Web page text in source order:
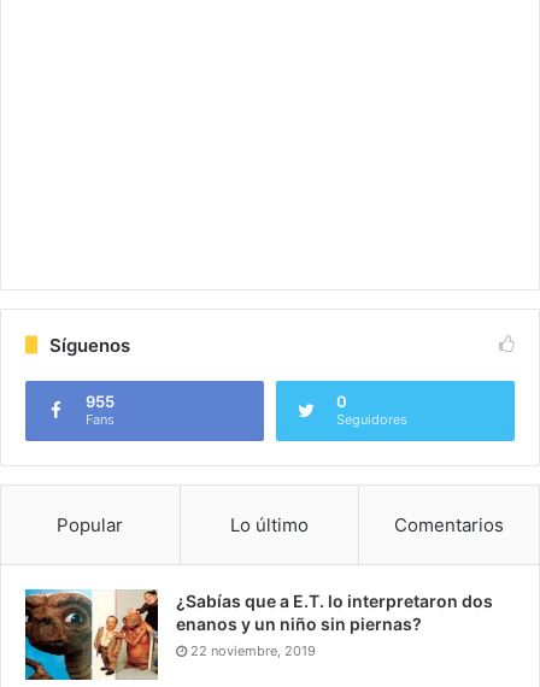
Síguenos
955
Fans
0
Seguidores
Popular Lo último Comentarios
¿Sabías que a E.T. lo interpretaron dos
enanos y un niño sin piernas?
22 noviembre, 2019